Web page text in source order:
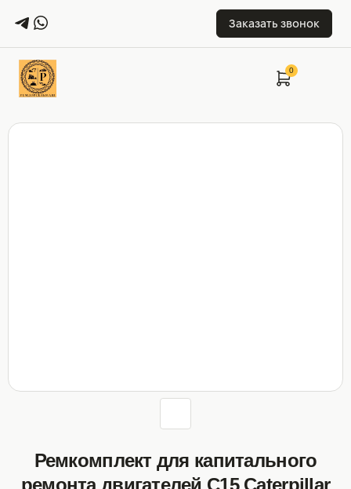
Заказать звонок
Ремкомплект для капитального
ремонта двигателей C15 Caterpillar